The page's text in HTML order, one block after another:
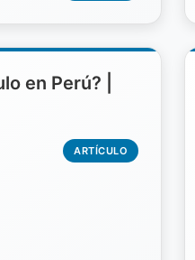
en Perú? |
ARTÍCULO